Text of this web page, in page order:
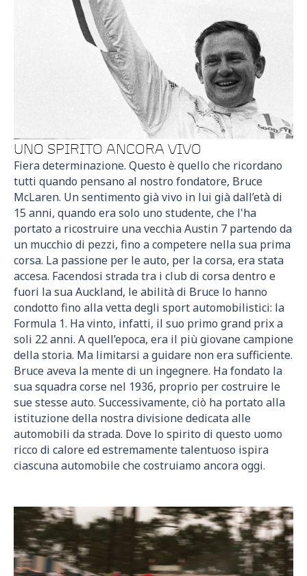
UNO SPIRITO ANCORA VIVO
Fiera determinazione. Questo è quello che ricordano
tutti quando pensano al nostro fondatore, Bruce
McLaren. Un sentimento già vivo in lui già dall’età di
15 anni, quando era solo uno studente, che l'ha
portato a ricostruire una vecchia Austin 7 partendo da
un mucchio di pezzi, fino a competere nella sua prima
corsa. La passione per le auto, per la corsa, era stata
accesa. Facendosi strada tra i club di corsa dentro e
fuori la sua Auckland, le abilità di Bruce lo hanno
condotto fino alla vetta degli sport automobilistici: la
Formula 1. Ha vinto, infatti, il suo primo grand prix a
soli 22 anni. A quell’epoca, era il più giovane campione
della storia. Ma limitarsi a guidare non era sufficiente.
Bruce aveva la mente di un ingegnere. Ha fondato la
sua squadra corse nel 1936, proprio per costruire le
sue stesse auto. Successivamente, ciò ha portato alla
istituzione della nostra divisione dedicata alle
automobili da strada. Dove lo spirito di questo uomo
ricco di calore ed estremamente talentuoso ispira
ciascuna automobile che costruiamo ancora oggi.